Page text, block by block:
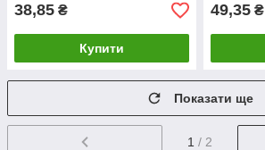
38,85 ₴
Купити
49,35 ₴
Показати ще
1 / 2